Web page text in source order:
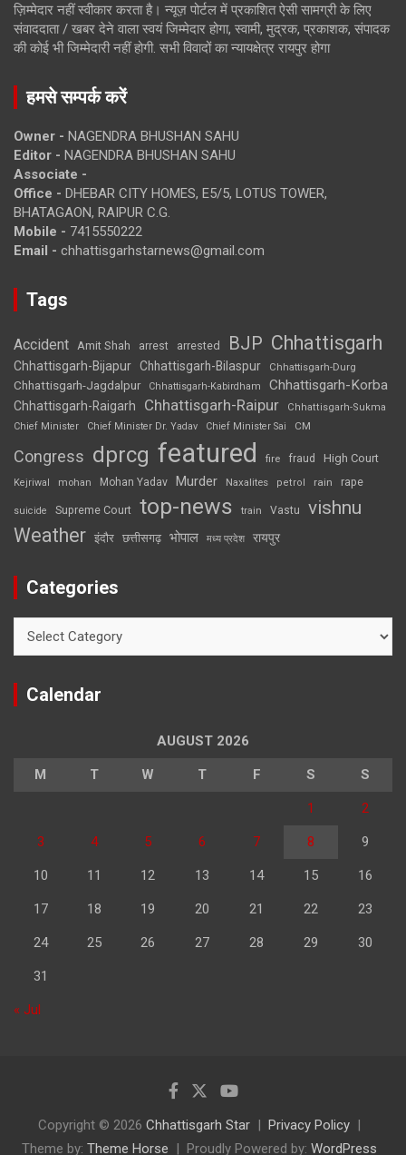
ज़िम्मेदार नहीं स्वीकार करता है। न्यूज़ पोर्टल में प्रकाशित ऐसी सामग्री के लिए
संवाददाता / खबर देने वाला स्वयं जिम्मेदार होगा, स्वामी, मुद्रक, प्रकाशक, संपादक
की कोई भी जिम्मेदारी नहीं होगी. सभी विवादों का न्यायक्षेत्र रायपुर होगा
हमसे सम्पर्क करें
Owner - NAGENDRA BHUSHAN SAHU
Editor - NAGENDRA BHUSHAN SAHU
Associate -
Office - DHEBAR CITY HOMES, E5/5, LOTUS TOWER,
BHATAGAON, RAIPUR C.G.
Mobile - 7415550222
Email - chhattisgarhstarnews@gmail.com
Tags
Accident Amit Shah arrest arrested BJP Chhattisgarh
Chhattisgarh-Bijapur Chhattisgarh-Bilaspur Chhattisgarh-Durg
Chhattisgarh-Jagdalpur Chhattisgarh-Kabirdham Chhattisgarh-Korba
Chhattisgarh-Raigarh Chhattisgarh-Raipur
Chhattisgarh-Sukma
Chief Minister
Chief Minister Dr. Yadav Chief Minister Sai CM
Congress dprcg featured fire fraud High Court
Kejriwal mohan Mohan Yadav Murder Naxalites petrol rain rape
suicide Supreme Court top-news train Vastu vishnu
Weather इंदौर छत्तीसगढ़ भोपाल मध्य प्रदेश रायपुर
Categories
Calendar
AUGUST 2026
M T W T F S S
1 2
3 4 5 6 7 8 9
10 11 12 13 14 15 16
17 18 19 20 21 22 23
24 25 26 27 28 29 30
31
« Jul
Copyright © 2026 Chhattisgarh Star
Privacy Policy
Theme by: Theme Horse Proudly Powered by: WordPress